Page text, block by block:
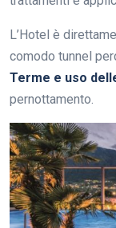
L’Hotel è
comodo tunnel
Terme e uso
pernottamento.